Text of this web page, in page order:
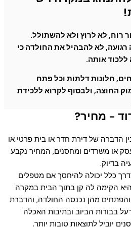
רוח, לא לרוץ ולא להשתולל.
לא להבהיל את החולדה כי
ללכוד אותה.
חלונות דלתות וכל פתח
החוצה, ולבסוף לקרוא ללכידת
- מחיר?
הדברה של דירת חדר או בית פרטי או
או משרדים ומחסנים, המחיר נקבע
בדיוק.
כלל יכולה להיחסך אם מטפלים
הקימה לה קן בתוך הבית במקרה
מהן נכנסה החולדה, והדברת
בבורות הביוב ובתיבות האכלה
יוביל לתוצאות טובות יותר.